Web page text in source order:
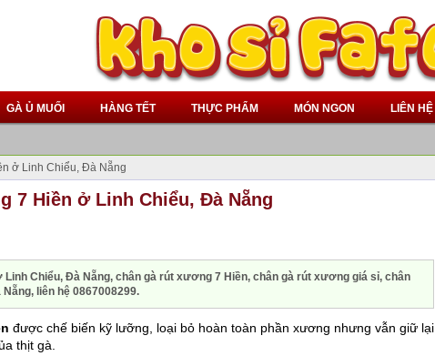
GÀ Ủ MUỐI HÀNG TẾT THỰC PHẨM MÓN NGON LIÊN HỆ
ở Linh Chiểu, Đà Nẵng
7 Hiền ở Linh Chiểu, Đà Nẵng
Chiểu, Đà Nẵng, chân gà rút xương 7 Hiền, chân gà rút xương giá sỉ, chân
liên hệ 0867008299.
được chế biến kỹ lưỡng, loại bỏ hoàn toàn phần xương nhưng vẫn giữ lại
thịt gà.